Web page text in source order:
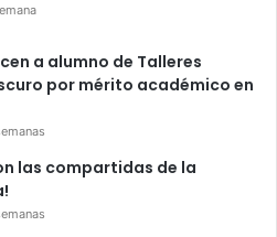
a alumno de Talleres
por mérito académico en
las compartidas de la